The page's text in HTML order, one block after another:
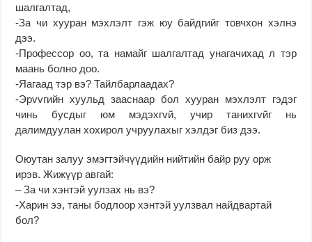
шалгалтад,
-За чи хууран мэхлэлт гэж юу байдгийг товчхон хэлнэ
дээ.
-Профессор оо, та намайг шалгалтад унагачихад л тэр
маань болно доо.
-Яагаад тэр вэ? Тайлбарлаадах?
-Эрvvгийн хуульд зааснаар бол хууран мэхлэлт гэдэг
чинь бусдыг юм мэдэхгvй, учир танихгvйг нь
далимдуулан хохирол учруулахыг хэлдэг биз дээ.
Оюутан залуу эмэгтэйчүүдийн нийтийн байр руу орж
ирэв. Жижүүр авгай:
– За чи хэнтэй уулзах нь вэ?
-Харин ээ, таны бодлоор хэнтэй уулзвал найдвартай
бол?